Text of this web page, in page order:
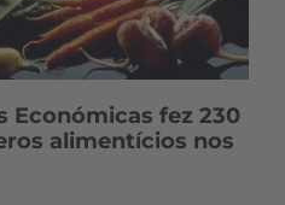
Económicas fez 230
alimentícios nos